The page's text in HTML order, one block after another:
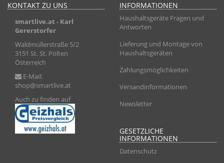
KONTAKT ZU UNS
smartlive.at - Karl
Gererstorfer
Waldmüllerstraße 5/2
3151 St. St. Pölten
Österreich
E-Mail:
shop@smartlive.at
Auch zu finden auf
INFORMATIONEN
Haushaltsgeräte Fragen und
Antworten
Lieferung und Montage von
Haushaltsgeräten
Zahlungsmöglichkeiten
Versandinformationen
Newsletter
GESETZLICHE
INFORMATIONEN
Datenschutz